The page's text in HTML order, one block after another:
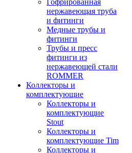
Гофрированная
нержавеющая труба
и фитинги
Медные трубы и
фитинги
Трубы и пресс
фитинги из
нержавеющей стали
ROMMER
Коллекторы и
комплектующие
Коллекторы и
комплектующие
Stout
Коллекторы и
комплектующие Tim
Коллекторы и